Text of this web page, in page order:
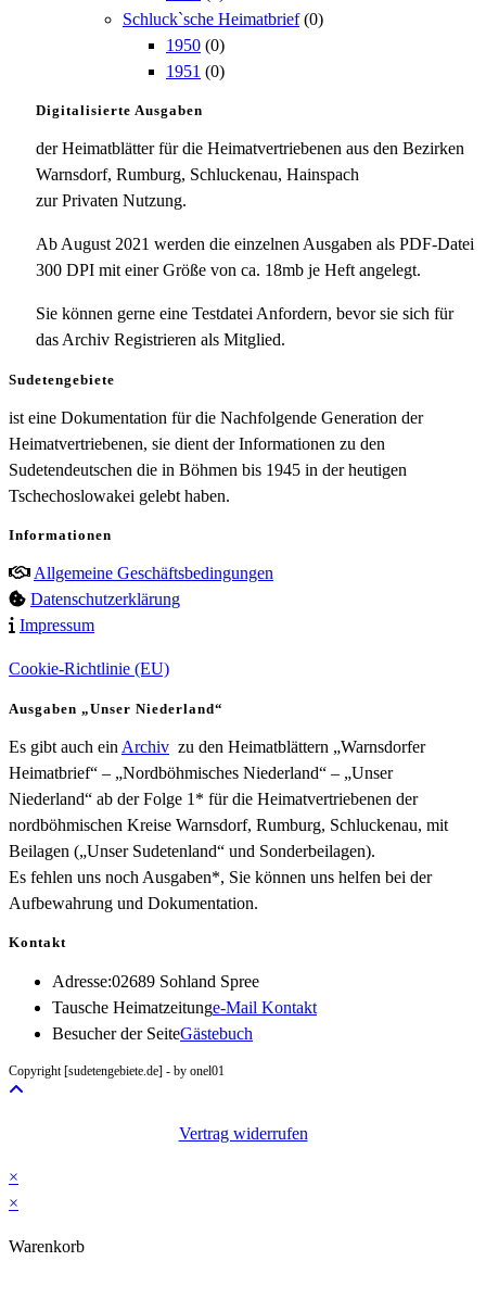
Schluck`sche Heimatbrief (0)
1950 (0)
1951 (0)
Digitalisierte Ausgaben
der Heimatblätter für die Heimatvertriebenen aus den Bezirken
Warnsdorf, Rumburg, Schluckenau, Hainspach
zur Privaten Nutzung.
Ab August 2021 werden die einzelnen Ausgaben als PDF-Datei
300 DPI mit einer Größe von ca. 18mb je Heft angelegt.
Sie können gerne eine Testdatei Anfordern, bevor sie sich für
das Archiv Registrieren als Mitglied.
Sudetengebiete
ist eine Dokumentation für die Nachfolgende Generation der
Heimatvertriebenen, sie dient der Informationen zu den
Sudetendeutschen die in Böhmen bis 1945 in der heutigen
Tschechoslowakei gelebt haben.
Informationen
Allgemeine Geschäftsbedingungen
Datenschutzerklärung
Impressum
Cookie-Richtlinie (EU)
Ausgaben „Unser Niederland“
Es gibt auch ein Archiv zu den Heimatblättern „Warnsdorfer
Heimatbrief“ – „Nordböhmisches Niederland“ – „Unser
Niederland“ ab der Folge 1* für die Heimatvertriebenen der
nordböhmischen Kreise Warnsdorf, Rumburg, Schluckenau, mit
Beilagen („Unser Sudetenland“ und Sonderbeilagen).
Es fehlen uns noch Ausgaben*, Sie können uns helfen bei der
Aufbewahrung und Dokumentation.
Kontakt
Adresse:02689 Sohland Spree
Tausche Heimatzeitunge-Mail KontaktOpens
Besucher der SeiteGästebuch
Copyright [sudetengebiete.de] - by onel01
Vertrag widerrufen
×
×
Warenkorb